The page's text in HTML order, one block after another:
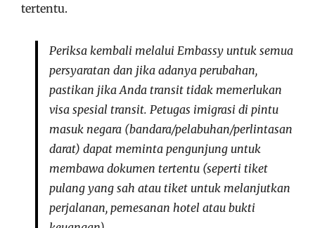
tertentu.
Periksa kembali melalui Embassy untuk semua
persyaratan dan jika adanya perubahan,
pastikan jika Anda transit tidak memerlukan
visa spesial transit. Petugas imigrasi di pintu
masuk negara (bandara/pelabuhan/perlintasan
darat) dapat meminta pengunjung untuk
membawa dokumen tertentu (seperti tiket
pulang yang sah atau tiket untuk melanjutkan
perjalanan, pemesanan hotel atau bukti